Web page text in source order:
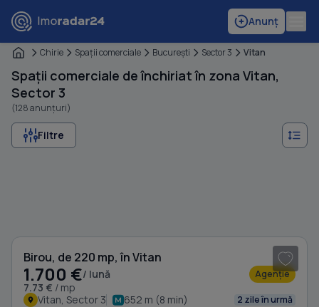
Anunț
Chirie Spaţii comerciale Bucureşti Sector 3 Vitan
Spații comerciale de închiriat în zona Vitan,
Sector 3
(128 anunțuri)
Filtre
Birou, de 220 mp, în Vitan
1.700 €/ lună
7.73 € / mp
Agenție
Vitan, Sector 3 652 m (8 min) 2 zile în urmă